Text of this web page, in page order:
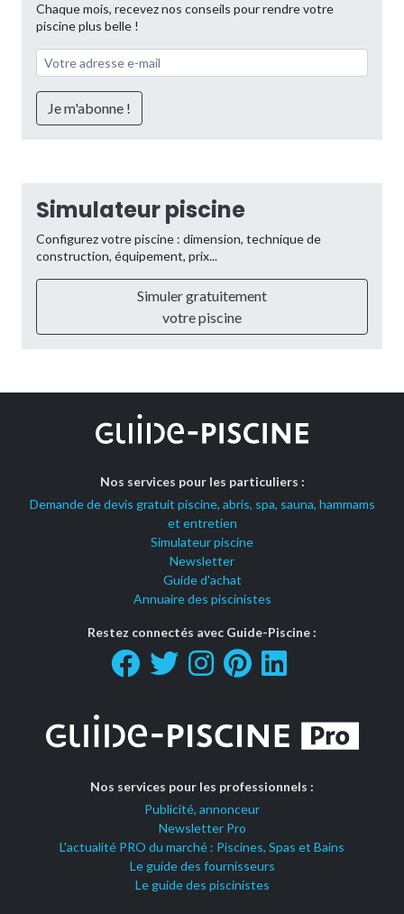
Chaque mois, recevez nos conseils pour rendre votre
piscine plus belle !
Simulateur piscine
Configurez votre piscine : dimension, technique de
construction, équipement, prix...
Simuler gratuitement
votre piscine
Nos services pour les particuliers :
Demande de devis gratuit piscine, abris, spa, sauna, hammams
et entretien
Simulateur piscine
Newsletter
Guide d'achat
Annuaire des piscinistes
Restez connectés avec Guide-Piscine :
Nos services pour les professionnels :
Publicité, annonceur
Newsletter Pro
L'actualité PRO du marché : Piscines, Spas et Bains
Le guide des fournisseurs
Le guide des piscinistes